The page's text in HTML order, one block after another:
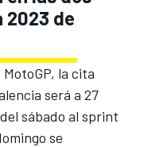
2023 de
la cita
será a 27
sábado al sprint
se